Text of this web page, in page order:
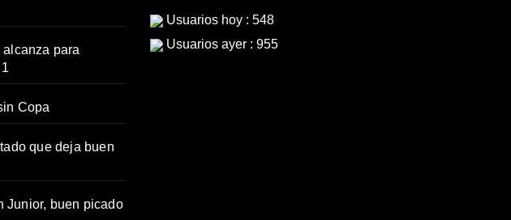
alcanza para
Copa
que deja buen
Junior, buen picado
Usuarios hoy : 548
Usuarios ayer : 955